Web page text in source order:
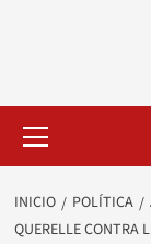
principal
INICIO POLÍTICA
QUERELLE CONTRA